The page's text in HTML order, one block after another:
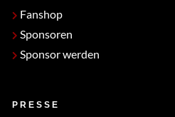
Fanshop
Sponsoren
Sponsor werden
PRESSE